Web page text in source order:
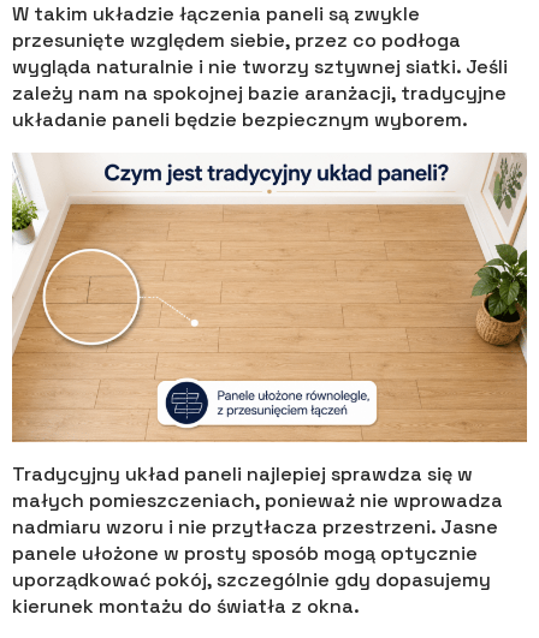
W takim układzie łączenia paneli są zwykle
przesunięte względem siebie, przez co podłoga
wygląda naturalnie i nie tworzy sztywnej siatki. Jeśli
zależy nam na spokojnej bazie aranżacji, tradycyjne
układanie paneli będzie bezpiecznym wyborem.
Tradycyjny układ paneli najlepiej sprawdza się w
małych pomieszczeniach, ponieważ nie wprowadza
nadmiaru wzoru i nie przytłacza przestrzeni. Jasne
panele ułożone w prosty sposób mogą optycznie
uporządkować pokój, szczególnie gdy dopasujemy
kierunek montażu do światła z okna.